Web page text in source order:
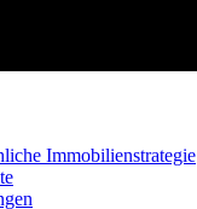
Immobilienstrategie